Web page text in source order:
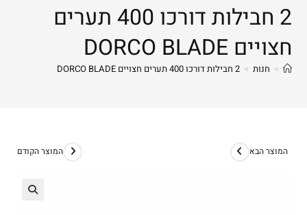
2 חבילות דורכו 400 תערים
חצויים DORCO BLADE
> חנות > 2 חבילות דורכו 400 תערים חצויים DORCO BLADE
המוצר הקודם המוצר הבא